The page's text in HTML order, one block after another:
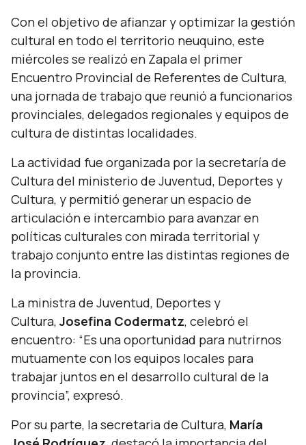
Con el objetivo de afianzar y optimizar la gestión
cultural en todo el territorio neuquino, este
miércoles se realizó en Zapala el primer
Encuentro Provincial de Referentes de Cultura,
una jornada de trabajo que reunió a funcionarios
provinciales, delegados regionales y equipos de
cultura de distintas localidades.
La actividad fue organizada por la secretaría de
Cultura del ministerio de Juventud, Deportes y
Cultura, y permitió generar un espacio de
articulación e intercambio para avanzar en
políticas culturales con mirada territorial y
trabajo conjunto entre las distintas regiones de
la provincia.
La ministra de Juventud, Deportes y
Cultura,Josefina Codermatz, celebró el
encuentro: “Es una oportunidad para nutrirnos
mutuamente con los equipos locales para
trabajar juntos en el desarrollo cultural de la
provincia”, expresó.
Por su parte, la secretaria de Cultura, María